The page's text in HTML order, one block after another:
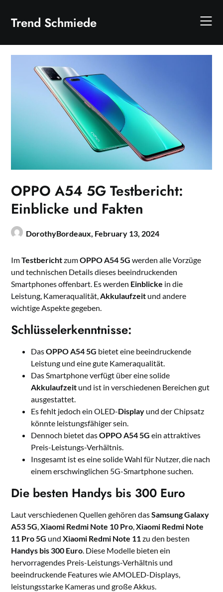
content
Trend Schmiede
OPPO A54 5G Testbericht:
Einblicke und Fakten
DorothyBordeaux, February 13, 2024
ImTestberichtzumOPPO A54 5G werden alle Vorzüge
und technischen Details dieses beeindruckenden
Smartphones offenbart. Es werden Einblicke in die
Leistung, Kameraqualität,Akkulaufzeit und andere
wichtige Aspekte gegeben.
Schlüsselerkenntnisse:
DasOPPO A54 5G bietet eine beeindruckende
Leistung und eine gute Kameraqualität.
Das Smartphone verfügt über eine solide
Akkulaufzeit und ist in verschiedenen Bereichen gut
ausgestattet.
Es fehlt jedoch ein OLED-Display und der Chipsatz
könnte leistungsfähiger sein.
Dennoch bietet dasOPPO A54 5G ein attraktives
Preis-Leistungs-Verhältnis.
Insgesamt ist es eine solide Wahl für Nutzer, die nach
einem erschwinglichen 5G-Smartphone suchen.
Die besten Handys bis 300 Euro
Laut verschiedenen Quellen gehören dasSamsung Galaxy
A53 5G,Xiaomi Redmi Note 10 Pro,Xiaomi Redmi Note
11 Pro 5G undXiaomi Redmi Note 11zu den besten
Handys bis 300 Euro. Diese Modelle bieten ein
hervorragendes Preis-Leistungs-Verhältnis und
beeindruckende Features wie AMOLED-Displays,
leistungsstarke Kameras und große Akkus.